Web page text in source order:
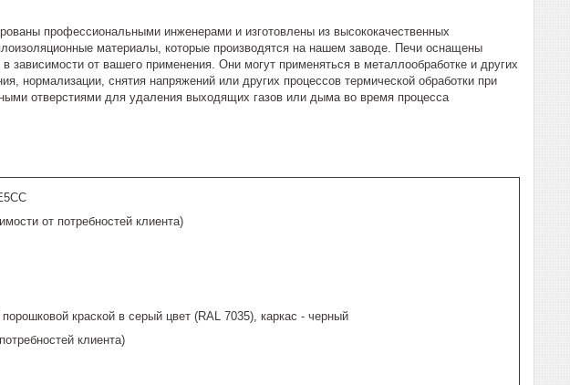
профессиональными инженерами и изготовлены из высококачественных
материалы, которые производятся на нашем заводе. Печи оснащены
от вашего применения. Они могут применяться в металлообработке и других
нормализации, снятия напряжений или других процессов термической обработки при
отверстиями для удаления выходящих газов или дыма во время процесса
от потребностей клиента)
краской в серый цвет (RAL 7035), каркас - черный
клиента)